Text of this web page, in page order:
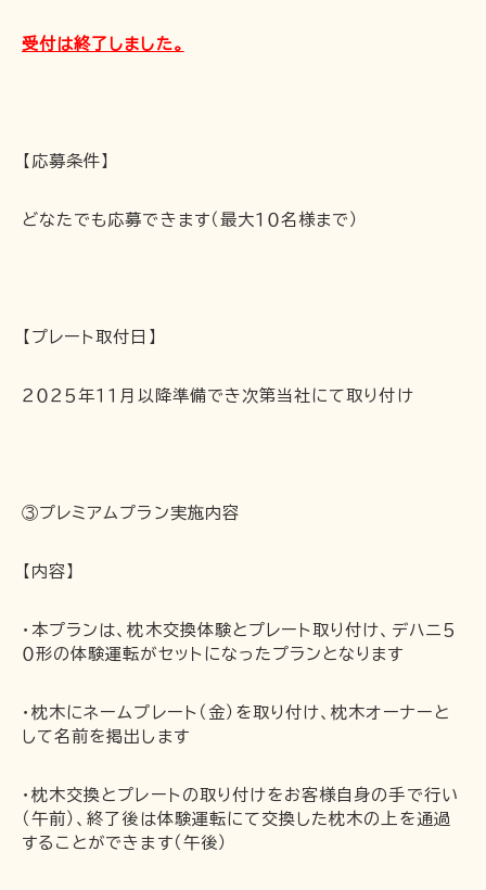
受付は終了しました。
【応募条件】
どなたでも応募できます（最大１０名様まで）
【プレート取付日】
２０２５年１１月以降準備でき次第当社にて取り付け
③プレミアムプラン実施内容
【内容】
・本プランは、枕木交換体験とプレート取り付け、デハニ５
０形の体験運転がセットになったプランとなります
・枕木にネームプレート（金）を取り付け、枕木オーナーと
して名前を掲出します
・枕木交換とプレートの取り付けをお客様自身の手で行い
（午前）、終了後は体験運転にて交換した枕木の上を通過
することができます（午後）